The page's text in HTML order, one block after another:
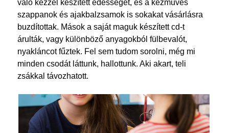
való kézzel készített édességet, és a kézműves
szappanok és ajakbalzsamok is sokakat vásárlásra
buzdítottak. Mások a saját maguk készített cd-t
árulták, vagy különböző anyagokból fülbevalót,
nyakláncot fűztek. Fel sem tudom sorolni, még mi
minden csodát láttunk, hallottunk. Aki akart, teli
zsákkal távozhatott.